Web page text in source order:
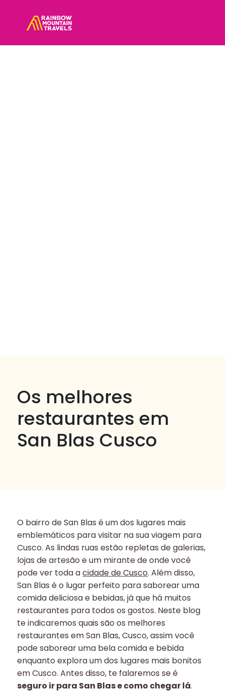
Os melhores
restaurantes em
San Blas Cusco
O bairro de San Blas é um dos lugares mais
emblemáticos para visitar na sua viagem para
Cusco. As lindas ruas estão repletas de galerias,
lojas de artesão e um mirante de onde você
pode ver toda acidade de Cusco. Além disso,
San Blas é o lugar perfeito para saborear uma
comida deliciosa e bebidas, já que há muitos
restaurantes para todos os gostos. Neste blog
te indicaremos quais são os melhores
restaurantes em San Blas, Cusco, assim você
pode saborear uma bela comida e bebida
enquanto explora um dos lugares mais bonitos
em Cusco. Antes disso, te falaremos se é
seguro ir para San Blas e como chegar lá.